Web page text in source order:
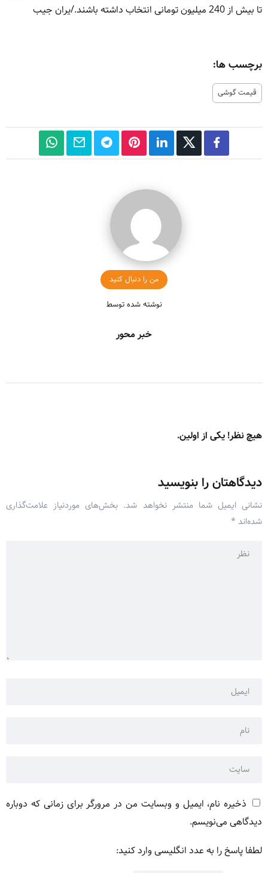
تا بیش از 240 میلیون تومانی انتخاب داشته باشند./یران جیب
برچسب ها:
قیمت گوشی
من را دنبال کنید
نوشته شده توسط
خبر محور
هیچ نظر! یکی از اولین.
دیدگاهتان را بنویسید
نشانی ایمیل شما منتشر نخواهد شد. بخش‌های موردنیاز علامت‌گذاری
شده‌اند *
ذخیره نام، ایمیل و وبسایت من در مرورگر برای زمانی که دوباره
دیدگاهی می‌نویسم.
لطفا پاسخ را به عدد انگلیسی وارد کنید: